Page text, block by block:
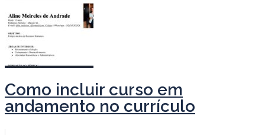
Como incluir curso em
andamento no currículo